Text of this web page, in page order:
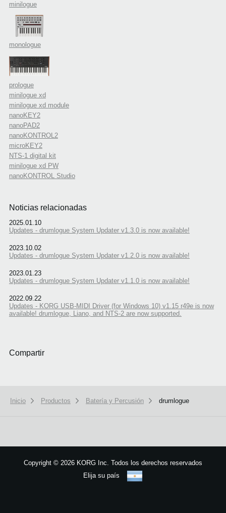
minilogue
monologue
prologue
minilogue xd
minilogue xd module
nanoKEY2
nanoPAD2
nanoKONTROL2
microKEY2
NTS-1 digital kit
minilogue xd PW
nanoKONTROL Studio
Noticias relacionadas
2025.01.10
Updates - drumlogue System Updater v1.3.0 is now available!
2023.10.02
Updates - drumlogue System Updater v1.2.0 is now available!
2023.01.23
Updates - drumlogue System Updater v1.1.0 is now available!
2022.09.22
Updates - KORG USB-MIDI Driver (for Windows 10) v1.15 r49e is now
available! drumlogue, Liano, and NTS-2 are now supported.
Compartir
Inicio Productos Batería y Percusión drumlogue
Copyright © 2026 KORG Inc. Todos los derechos reservados
Elija su país
Got it